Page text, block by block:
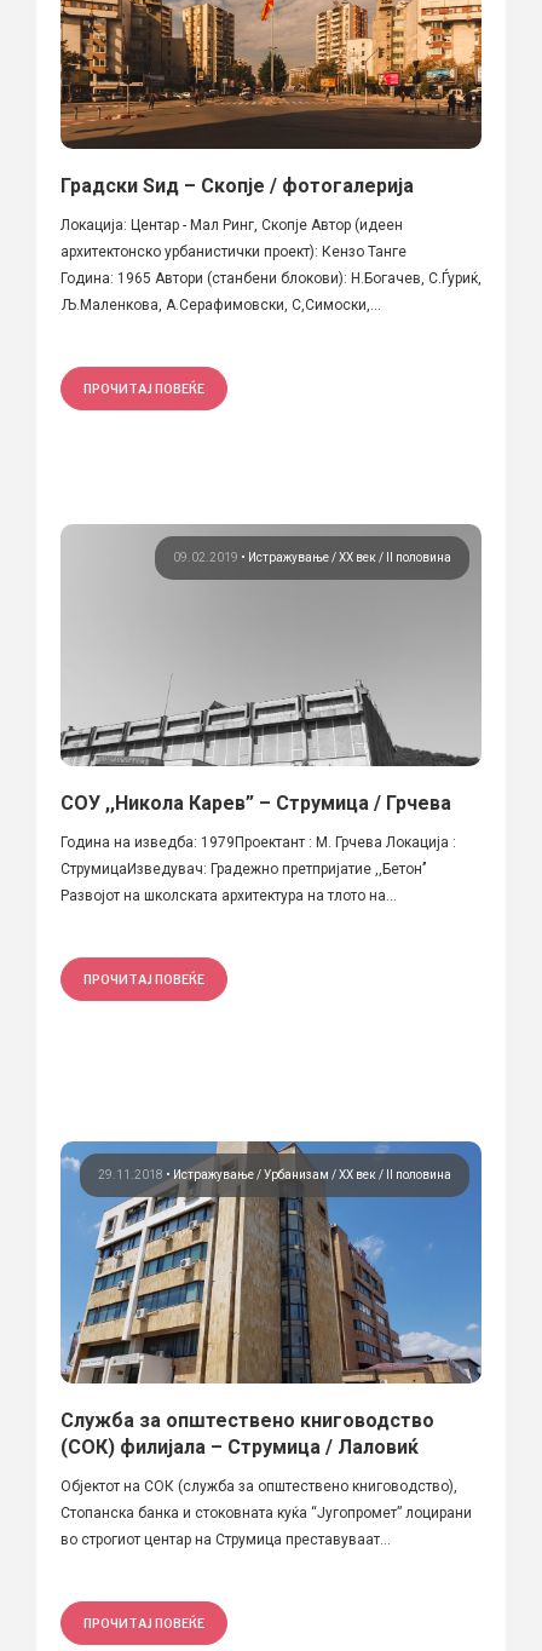
Градски Ѕид – Скопје / фотогалерија
Локација: Центар - Мал Ринг, Скопје Автор (идеен
архитектонско урбанистички проект): Кензо Танге
Година: 1965 Автори (станбени блокови): Н.Богачев, С.Ѓуриќ,
Љ.Маленкова, А.Серафимовски, С,Симоски,...
ПРОЧИТАЈ ПОВЕЌЕ
09.02.2019 • Истражување ХХ век / II половина
СОУ ,,Никола Карев” – Струмица / Грчева
Година на изведба: 1979Проектант : М. Грчева Локација :
СтрумицаИзведувач: Градежно претпријатие ,,Бетон’’
Развојот на школската архитектура на тлото на...
ПРОЧИТАЈ ПОВЕЌЕ
29.11.2018 • Истражување Урбанизам ХХ век / II половина
Служба за општествено книговодство
(СОК) филијала – Струмица / Лаловиќ
Објектот на СОК (служба за општествено книговодство),
Стопанска банка и стоковната куќа “Jугопромет” лоцирани
во строгиот центар на Струмица преставуваат...
ПРОЧИТАЈ ПОВЕЌЕ